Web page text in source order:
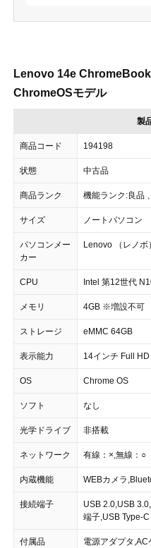
Lenovo 14e
ChromeOSモデル
製
商品コード 194198
状態 中古品
商品ランク 機能ランク:良品
サイズ ノートパソコン
パソコンメー
カー
Lenovo （レノボ）
CPU Intel 第12世代
メモリ 4GB ※増設不可
ストレージ eMMC 64GB
表示能力 14インチ Full
OS Chrome OS
ソフト なし
光学ドライブ 非搭載
ネットワーク 有線：×,無線：○
内蔵機能 WEBカメラ
接続端子
USB 2.0,USB
端子,USB Type-C
付属品 電源アダプタ,AC